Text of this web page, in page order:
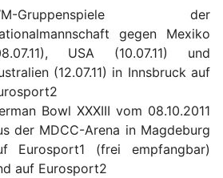
Gruppenspiele der
gegen Mexiko
USA (10.07.11) und
(12.07.11) in Innsbruck auf
Bowl XXXIII vom 08.10.2011
der MDCC-Arena in Magdeburg
Eurosport1 (frei empfangbar)
auf Eurosport2